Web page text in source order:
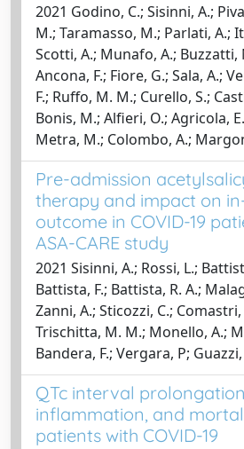
2021 Godino, C.; Sisinni, A.;
M.; Taramasso, M.; Parlati, A.;
Scotti, A.; Munafo, A.; Buzzatti,
Ancona, F.; Fiore, G.; Sala, A.;
F.; Ruffo, M. M.; Curello, S.;
Bonis, M.; Alfieri, O.; Agricola,
Metra, M.; Colombo, A.;
Pre-admission
therapy and impact on
outcome in COVID-19
ASA-CARE study
2021 Sisinni, A.; Rossi, L.;
Battista, F.; Battista, R. A.;
Zanni, A.; Sticozzi, C.;
Trischitta, M. M.; Monello, A.;
Bandera, F.; Vergara, P;
QTc interval
inflammation, and
patients with COVID-19